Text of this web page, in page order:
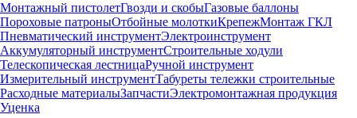
Монтажный пистолетГвозди и скобыГазовые баллоны
Пороховые патроныОтбойные молоткиКрепежМонтаж ГКЛ
Пневматический инструментЭлектроинструмент
Аккумуляторный инструментСтроительные ходули
Телескопическая лестницаРучной инструмент
Измерительный инструментТабуреты тележки строительные
Расходные материалыЗапчастиЭлектромонтажная продукция
Уценка